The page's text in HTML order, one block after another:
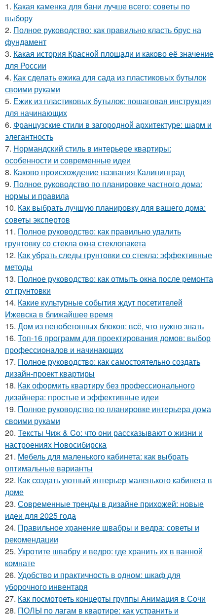
1. Какая каменка для бани лучше всего: советы по
выбору
2. Полное руководство: как правильно класть брус на
фундамент
3. Какая история Красной площади и каково её значение
для России
4. Как сделать ежика для сада из пластиковых бутылок
своими руками
5. Ежик из пластиковых бутылок: пошаговая инструкция
для начинающих
6. Французские стили в загородной архитектуре: шарм и
элегантность
7. Нормандский стиль в интерьере квартиры:
особенности и современные идеи
8. Каково происхождение названия Калининград
9. Полное руководство по планировке частного дома:
нормы и правила
10. Как выбрать лучшую планировку для вашего дома:
советы экспертов
11. Полное руководство: как правильно удалить
грунтовку со стекла окна стеклопакета
12. Как убрать следы грунтовки со стекла: эффективные
методы
13. Полное руководство: как отмыть окна после ремонта
от грунтовки
14. Какие культурные события ждут посетителей
Ижевска в ближайшее время
15. Дом из пенобетонных блоков: всё, что нужно знать
16. Топ-16 программ для проектирования домов: выбор
профессионалов и начинающих
17. Полное руководство: как самостоятельно создать
дизайн-проект квартиры
18. Как оформить квартиру без профессионального
дизайнера: простые и эффективные идеи
19. Полное руководство по планировке интерьера дома
своими руками
20. Тексты Чиж & Co: что они рассказывают о жизни и
настроениях Новосибирска
21. Мебель для маленького кабинета: как выбрать
оптимальные варианты
22. Как создать уютный интерьер маленького кабинета в
доме
23. Современные тренды в дизайне прихожей: новые
идеи для 2025 года
24. Правильное хранение швабры и ведра: советы и
рекомендации
25. Укротите швабру и ведро: где хранить их в ванной
комнате
26. Удобство и практичность в одном: шкаф для
уборочного инвентаря
27. Как посмотреть концерты группы Анимация в Сочи
28. ПОЛЫ по лагам в квартире: как устранить и